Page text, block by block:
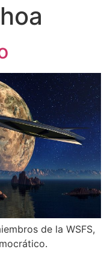
de la WSFS,